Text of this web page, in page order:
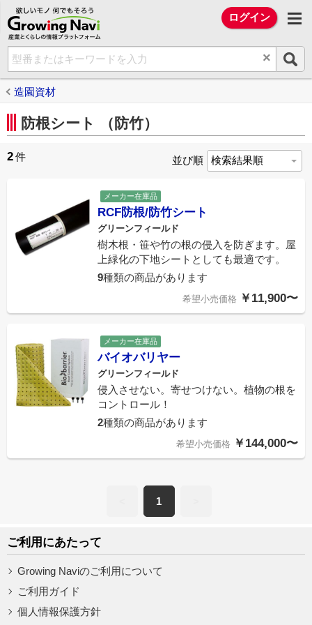
欲しいモノ 何でもそろう Growing Navi（
ログイン
×
造園資材
防根シート （防竹）
2件 並び順
メーカー在庫品
RCF防根/防竹シート
グリーンフィールド
樹木根・笹や竹の根の侵入を防ぎます。屋
上緑化の下地シートとしても最適です。
9種類の商品があります
希望小売価格 ￥11,900〜
メーカー在庫品
バイオバリヤー
グリーンフィールド
侵入させない。寄せつけない。植物の根を
コントロール！
2種類の商品があります
希望小売価格 ￥144,000〜
1
ご利用にあたって
Growing Naviのご利用について
ご利用ガイド
個人情報保護方針